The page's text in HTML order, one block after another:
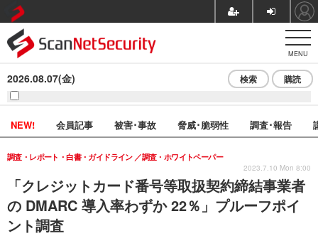
MENU
2026.08.07(金) 検索 購読
NEW! 会員記事 被害･事故 脅威･脆弱性 調査･報告
「クレジットカード番号等取扱契約締結事業者
の DMARC 導入率わずか 22％」プルーフポイ
ント調査
調査・レポート・白書・ガイドライン 調査・ホワイトペーパー
2023.7.10 Mon 8:00